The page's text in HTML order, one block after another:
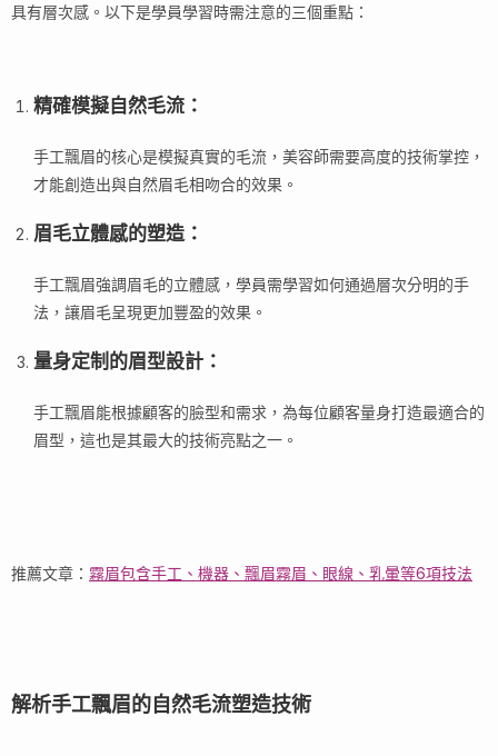
具有層次感。以下是學員學習時需注意的三個重點：
精確模擬自然毛流 ：
手工飄眉的核心是模擬真實的毛流，美容師需要高度的技術掌控，
才能創造出與自然眉毛相吻合的效果。
眉毛立體感的塑造：
手工飄眉強調眉毛的立體感，學員需學習如何通過層次分明的手
法，讓眉毛呈現更加豐盈的效果。
量身定制的眉型設計 ：
手工飄眉能根據顧客的臉型和需求，為每位顧客量身打造最適合的
眉型，這也是其最大的技術亮點之一。
推薦文章： 霧眉包含手工、機器、飄眉霧眉、眼線、乳暈等6項技法
解析手工飄眉的自然毛流塑造技術